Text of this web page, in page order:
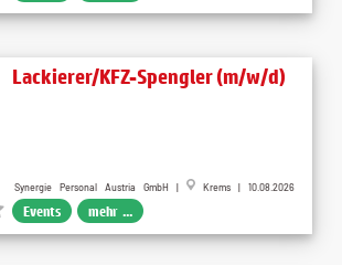
Lackierer/KFZ-Spengler (m/w/d)
Synergie Personal Austria GmbH | Krems | 10.08.2026
Events mehr ...